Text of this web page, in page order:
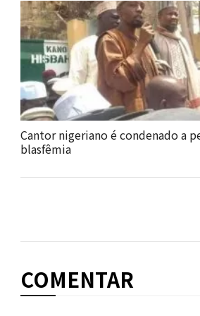
Cantor nigeriano é condenado a
blasfêmia
COMENTAR